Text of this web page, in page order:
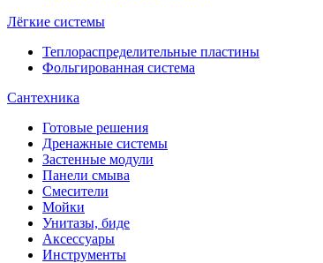
Лёгкие системы
Теплораспределительные пластины
Фольгированная система
Сантехника
Готовые решения
Дренажные системы
Застенные модули
Панели смыва
Смесители
Мойки
Унитазы, биде
Аксессуары
Инструменты